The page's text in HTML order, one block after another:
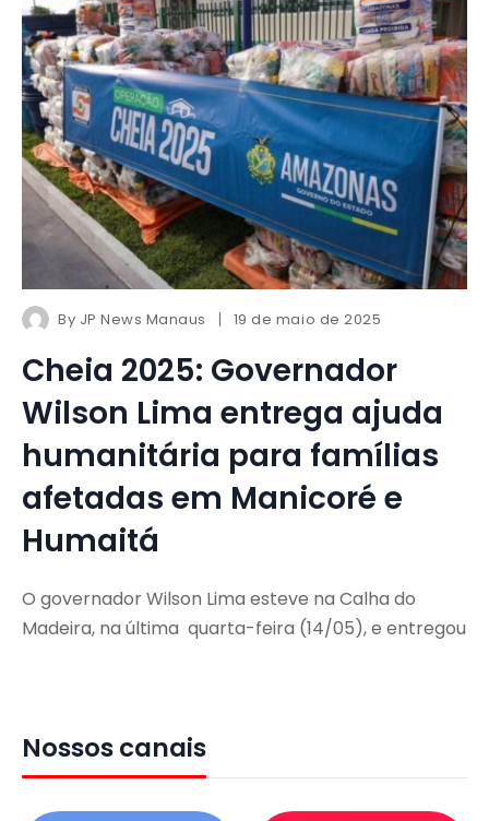
By JP News Manaus 19 de maio de 2025
Cheia 2025: Governador
Wilson Lima entrega ajuda
humanitária para famílias
afetadas em Manicoré e
Humaitá
O governador Wilson Lima esteve na Calha do
Madeira, na última quarta-feira (14/05), e entregou
Nossos canais